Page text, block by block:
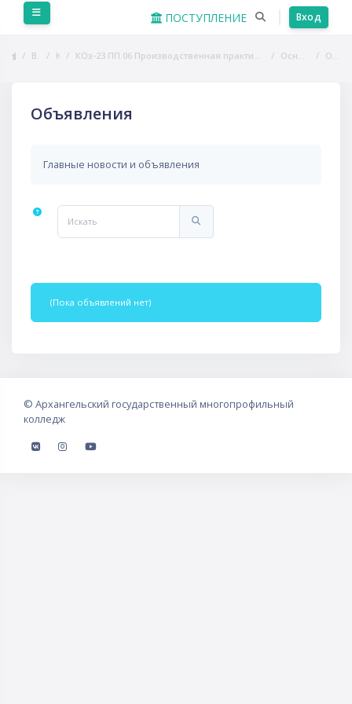
Перейти к основному содержанию
ПОСТУПЛЕНИЕ Вход
В начало Курсы КОз-23 ПП.06 Производственная практика (по профилю специальности). Выполнение работ по профессии "Собаковод" Основная литература Объявления
Объявления
Главные новости и объявления
Искать
(Пока объявлений нет)
© Архангельский государственный многопрофильный
колледж